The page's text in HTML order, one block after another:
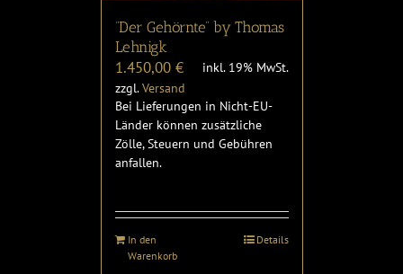
“Der Gehörnte” by Thomas
Lehnigk
1.450,00 €
inkl. 19% MwSt.
zzgl.Versand
Bei Lieferungen in Nicht-EU-
Länder können zusätzliche
Zölle, Steuern und Gebühren
anfallen.
In den
Warenkorb
Details